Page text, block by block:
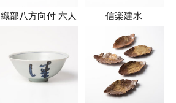
織部八方向付 六人 信楽建水